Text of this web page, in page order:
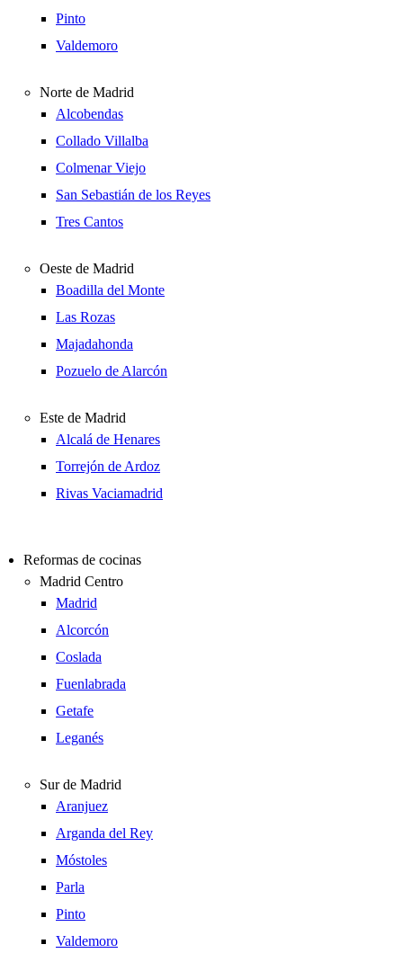
Pinto
Valdemoro
Norte de Madrid
Alcobendas
Collado Villalba
Colmenar Viejo
San Sebastián de los Reyes
Tres Cantos
Oeste de Madrid
Boadilla del Monte
Las Rozas
Majadahonda
Pozuelo de Alarcón
Este de Madrid
Alcalá de Henares
Torrejón de Ardoz
Rivas Vaciamadrid
Reformas de cocinas
Madrid Centro
Madrid
Alcorcón
Coslada
Fuenlabrada
Getafe
Leganés
Sur de Madrid
Aranjuez
Arganda del Rey
Móstoles
Parla
Pinto
Valdemoro